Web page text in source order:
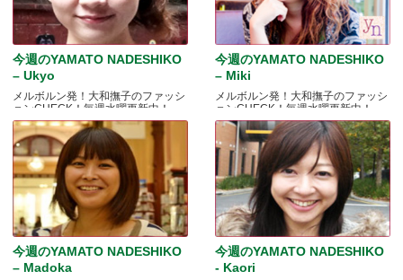
今週のYAMATO NADESHIKO
– Ukyo
メルボルン発！大和撫子のファッシ
ョンCHECK！毎週水曜更新中！
今週のYAMATO NADESHIKO
– Miki
メルボルン発！大和撫子のファッシ
ョンCHECK！毎週水曜更新中！
今週のYAMATO NADESHIKO
– Madoka
今週のYAMATO NADESHIKO
- Kaori